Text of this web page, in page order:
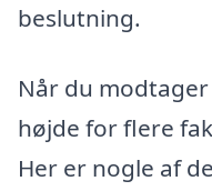
beslutning.
Når du
højde for flere
Her er nogle af